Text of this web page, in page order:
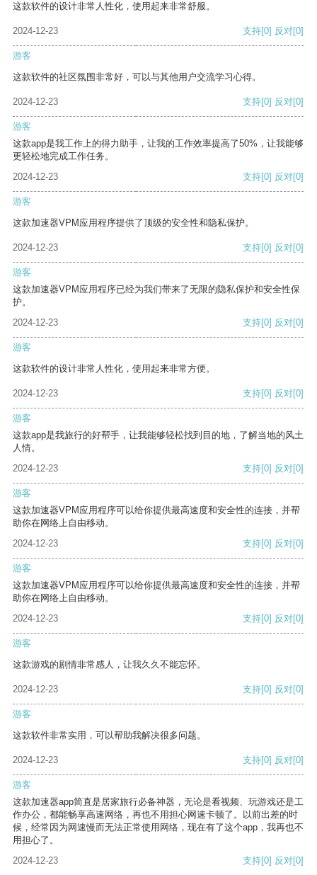
这款软件的设计非常人性化，使用起来非常舒服。
2024-12-23 支持[0] 反对[0]
游客
这款软件的社区氛围非常好，可以与其他用户交流学习心得。
2024-12-23 支持[0] 反对[0]
游客
这款app是我工作上的得力助手，让我的工作效率提高了50%，让我能够
更轻松地完成工作任务。
2024-12-23
支持[0] 反对[0]
游客
这款加速器VPM应用程序提供了顶级的安全性和隐私保护。
2024-12-23 支持[0] 反对[0]
游客
这款加速器VPM应用程序已经为我们带来了无限的隐私保护和安全性保
护。
2024-12-23
支持[0] 反对[0]
游客
这款软件的设计非常人性化，使用起来非常方便。
2024-12-23 支持[0] 反对[0]
游客
这款app是我旅行的好帮手，让我能够轻松找到目的地，了解当地的风土
人情。
2024-12-23
支持[0] 反对[0]
游客
这款加速器VPM应用程序可以给你提供最高速度和安全性的连接，并帮
助你在网络上自由移动。
2024-12-23
支持[0] 反对[0]
游客
这款加速器VPM应用程序可以给你提供最高速度和安全性的连接，并帮
助你在网络上自由移动。
2024-12-23
支持[0] 反对[0]
游客
这款游戏的剧情非常感人，让我久久不能忘怀。
2024-12-23 支持[0] 反对[0]
游客
这款软件非常实用，可以帮助我解决很多问题。
2024-12-23 支持[0] 反对[0]
游客
这款加速器app简直是居家旅行必备神器，无论是看视频、玩游戏还是工
作办公，都能畅享高速网络，再也不用担心网速卡顿了。以前出差的时
候，经常因为网速慢而无法正常使用网络，现在有了这个app，我再也不
用担心了。
2024-12-23
支持[0] 反对[0]